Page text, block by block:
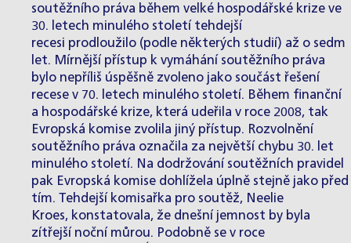
soutěžního práva během velké hospodářské krize ve
30. letech minulého století tehdejší
recesi prodloužilo (podle některých studií) až o sedm
let. Mírnější přístup k vymáhání soutěžního práva
bylo nepříliš úspěšně zvoleno jako součást řešení
recese v 70. letech minulého století. Během finanční
a hospodářské krize, která udeřila v roce 2008, tak
Evropská komise zvolila jiný přístup. Rozvolnění
soutěžního práva označila za největší chybu 30. let
minulého století. Na dodržování soutěžních pravidel
pak Evropská komise dohlížela úplně stejně jako před
tím. Tehdejší komisařka pro soutěž, Neelie
Kroes, konstatovala, že dnešní jemnost by byla
zítřejší noční můrou. Podobně se v roce